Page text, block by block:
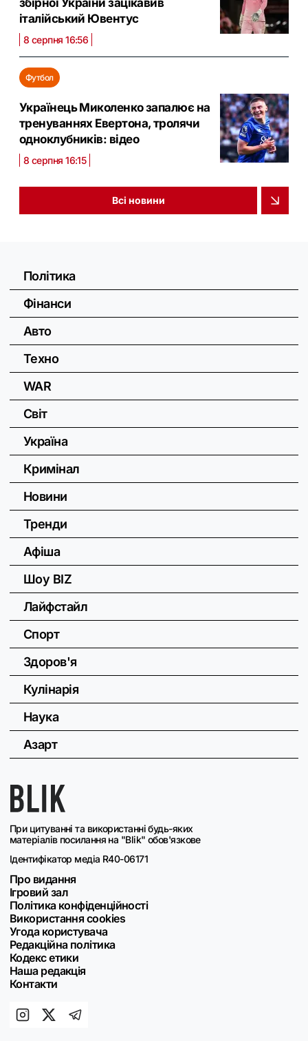
італійський Ювентус
8 серпня 16:56
Футбол
Українець Миколенко запалює на
тренуваннях Евертона, тролячи
одноклубників: відео
8 серпня 16:15
Всі новини
При цитуванні та використанні будь-яких
матеріалів посилання на "Blik" обов'язкове
Ідентифікатор медіа R40-06171
Про видання
Ігровий зал
Політика конфіденційності
Використання cookies
Угода користувача
Редакційна політика
Кодекс етики
Наша редакція
Контакти
Політика
Фінанси
Авто
Техно
WAR
Світ
Україна
Кримінал
Новини
Тренди
Афіша
Шоу BIZ
Лайфстайл
Спорт
Здоров'я
Кулінарія
Наука
Азарт